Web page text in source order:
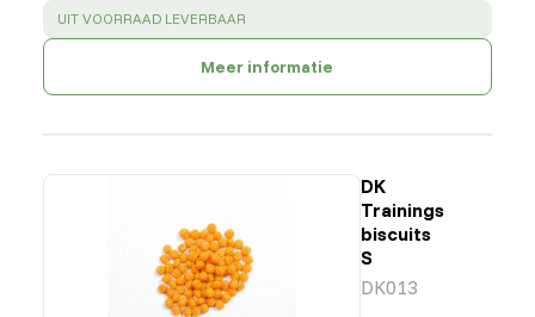
SUCCESS:
UIT VOORRAAD LEVERBAAR
Meer informatie
DK
Trainings
biscuits
S
DK013